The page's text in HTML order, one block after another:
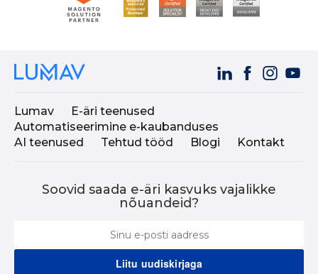
Lumav
E-äri teenused
Automatiseerimine e-kaubanduses
AI teenused
Tehtud tööd Blogi Kontakt
Soovid saada e-äri kasvuks vajalikke
nõuandeid?